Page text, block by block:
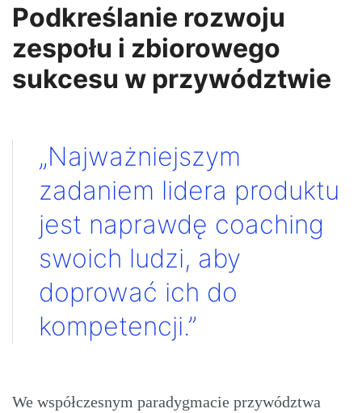
Podkreślanie rozwoju
zespołu i zbiorowego
sukcesu w przywództwie
„Najważniejszym
zadaniem lidera produktu
jest naprawdę coaching
swoich ludzi, aby
doprować ich do
kompetencji.”
We współczesnym paradygmacie przywództwa